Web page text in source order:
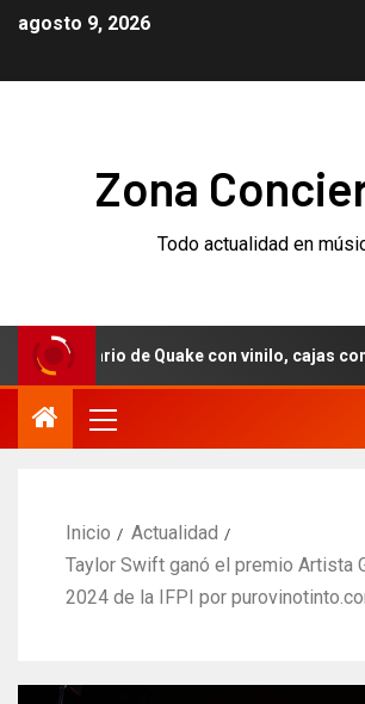
agosto 9, 2026
Zona
Todo actualidad en
de Quake con vinilo, cajas
Inicio
Actualidad
Taylor Swift ganó el premio Artista
2024 de la IFPI por